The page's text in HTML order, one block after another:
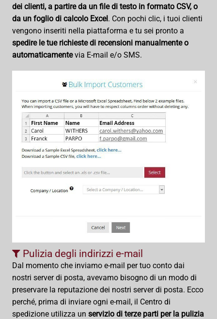
dei clienti, a partire da un file di testo in formato CSV, o
da un foglio di calcolo Excel . Con pochi clic, i tuoi clienti
vengono inseriti nella piattaforma e tu sei pronto a
spedire le tue richieste di recensioni manualmente o
automaticamentevia E-mail e/o SMS.
Pulizia degli indirizzi e-mail
Dal momento che inviamo e-mail per tuo conto dai
nostri server di posta, avevamo bisogno di un modo di
preservare la reputazione dei nostri server di posta. Ecco
perché, prima di inviare ogni e-mail, il Centro di
spedizione utilizza un servizio di terze parti per la pulizia